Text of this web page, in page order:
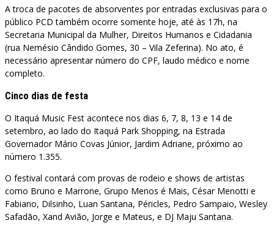
A troca de pacotes de absorventes por entradas exclusivas para o
público PCD também ocorre somente hoje, até às 17h, na
Secretaria Municipal da Mulher, Direitos Humanos e Cidadania
(rua Nemésio Cândido Gomes, 30 – Vila Zeferina). No ato, é
necessário apresentar número do CPF, laudo médico e nome
completo.
Cinco dias de festa
O Itaquá Music Fest acontece nos dias 6, 7, 8, 13 e 14 de
setembro, ao lado do Itaquá Park Shopping, na Estrada
Governador Mário Covas Júnior, Jardim Adriane, próximo ao
número 1.355.
O festival contará com provas de rodeio e shows de artistas
como Bruno e Marrone, Grupo Menos é Mais, César Menotti e
Fabiano, Dilsinho, Luan Santana, Péricles, Pedro Sampaio, Wesley
Safadão, Xand Avião, Jorge e Mateus, e DJ Maju Santana.